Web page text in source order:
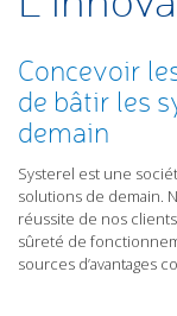
Concevoir
de bâtir les
demain
Systerel est une
solutions de demain.
réussite de nos
sûreté de
sources d’avantages